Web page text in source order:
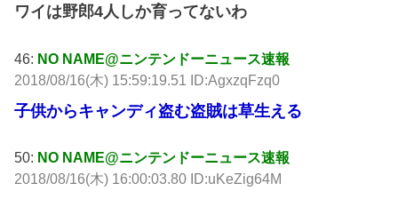
ワイは野郎4人しか育ってないわ
46: NO NAME@ニンテンドーニュース速報
2018/08/16(木) 15:59:19.51 ID:AgxzqFzq0
子供からキャンディ盗む盗賊は草生える
50: NO NAME@ニンテンドーニュース速報
2018/08/16(木) 16:00:03.80 ID:uKeZig64M